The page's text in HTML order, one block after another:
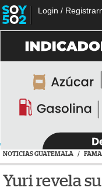
Login /
NOTICIAS GUATEMALA / FAMA
Yuri revela